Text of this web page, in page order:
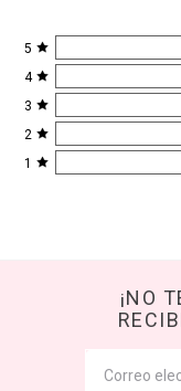
5
4
3
2
1
¡NO